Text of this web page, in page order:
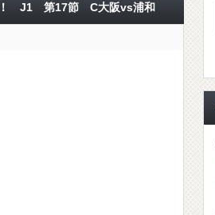
ブ！ J1 第17節 C大阪vs浦和